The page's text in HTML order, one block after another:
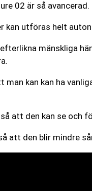
02 är så avancerad.
kan utföras helt
mänskliga
kan kan ha
att den kan se och
att den blir mindre